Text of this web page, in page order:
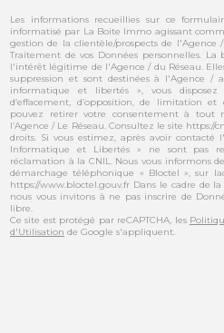
Les informations recueillies sur ce
informatisé par La Boite Immo agissant
gestion de la clientèle/prospects de l'Agence
Traitement de vos Données personnelles.
l'intérêt légitime de l'Agence / du Réseau.
suppression et sont destinées à l'Agence /
informatique et libertés », vous disposez
d’effacement, d’opposition, de limitation
pouvez retirer votre consentement à tout
l’Agence / Le Réseau. Consultez le site
droits. Si vous estimez, après avoir contacté
Informatique et Libertés » ne sont pas
réclamation à la CNIL. Nous vous informons
démarchage téléphonique « Bloctel », sur
https://www.bloctel.gouv.fr Dans le cadre de
nous vous invitons à ne pas inscrire de
libre.
Ce site est protégé par reCAPTCHA, les
d'Utilisation de Google s'appliquent.